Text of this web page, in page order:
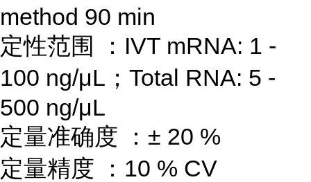
method 90 min
定性范围
： IVT mRNA: 1 -
100 ng/μL ； Total RNA: 5 -
500 ng/μL
定量准确度
： ± 20 %
定量精度
： 10 % CV